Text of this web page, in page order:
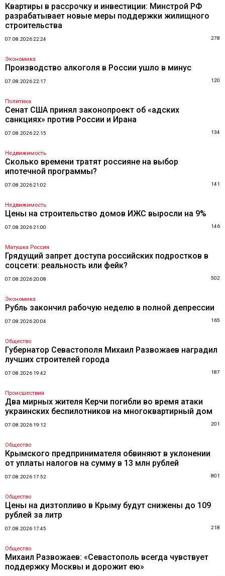
Квартиры в рассрочку и инвестиции: Минстрой РФ
разрабатывает новые меры поддержки жилищного
строительства
07.08.2026 22:24 278
Экономика
Производство алкоголя в России ушло в минус
07.08.2026 22:17 120
Политика
Сенат США принял законопроект об «адских
санкциях» против России и Ирана
07.08.2026 22:15 134
Недвижимость
Сколько времени тратят россияне на выбор
ипотечной программы?
07.08.2026 21:02 141
Недвижимость
Цены на строительство домов ИЖС выросли на 9%
07.08.2026 21:00 146
Матушка Россия
Грядущий запрет доступа российских подростков в
соцсети: реальность или фейк?
07.08.2026 20:08 502
Экономика
Рубль закончил рабочую неделю в полной депрессии
07.08.2026 20:04 165
Общество
Губернатор Севастополя Михаил Развожаев наградил
лучших строителей города
07.08.2026 19:42 187
Происшествия
Два мирных жителя Керчи погибли во время атаки
украинских беспилотников на многоквартирный дом
07.08.2026 19:12 201
Общество
Крымского предпринимателя обвиняют в уклонении
от уплаты налогов на сумму в 13 млн рублей
07.08.2026 17:52 801
Общество
Цены на дизтопливо в Крыму будут снижены до 109
рублей за литр
07.08.2026 17:45 218
Общество
Михаил Развожаев: «Севастополь всегда чувствует
поддержку Москвы и дорожит ею»